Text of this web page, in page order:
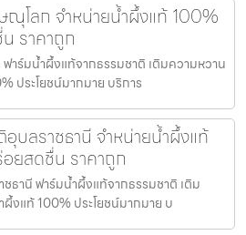
ณุโลก จำหน่ายน้ำผึ้งแท้ 100%
ราคาถูก
าร์มน้ำผึ้งแท้จากธรรมชาติ เติมความหวาน
ประโยชน์มากมาย บริการ
บลราชธานี จำหน่ายน้ำผึ้งแท้
ยสดชื่น ราคาถูก
ธานี ฟาร์มน้ำผึ้งแท้จากธรรมชาติ เติม
งแท้ 100% ประโยชน์มากมาย บ